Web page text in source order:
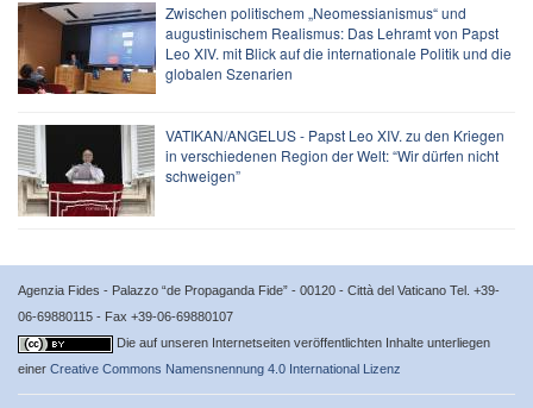
Zwischen politischem „Neomessianismus“ und
augustinischem Realismus: Das Lehramt von Papst
Leo XIV. mit Blick auf die internationale Politik und die
globalen Szenarien
VATIKAN/ANGELUS - Papst Leo XIV. zu den Kriegen
in verschiedenen Region der Welt: “Wir dürfen nicht
schweigen”
Agenzia Fides - Palazzo “de Propaganda Fide” - 00120 - Città del Vaticano Tel. +39-
06-69880115 - Fax +39-06-69880107
Die auf unseren Internetseiten veröffentlichten Inhalte unterliegen
einer Creative Commons Namensnennung 4.0 International Lizenz